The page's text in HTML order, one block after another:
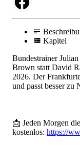
Kapitel
Bundestrainer
Brown statt David
2026. Der
und passt besser zu
📩 Jeden Morgen
kostenlos: https://